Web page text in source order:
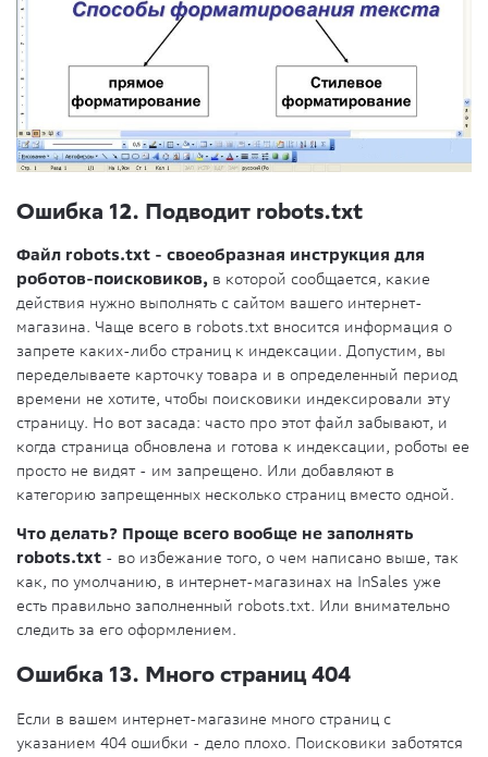
Ошибка 12. Подводит robots.txt
Файл robots.txt - своеобразная инструкция для
роботов-поисковиков, в которой сообщается, какие
действия нужно выполнять с сайтом вашего интернет-
магазина. Чаще всего в robots.txt вносится информация о
запрете каких-либо страниц к индексации. Допустим, вы
переделываете карточку товара и в определенный период
времени не хотите, чтобы поисковики индексировали эту
страницу. Но вот засада: часто про этот файл забывают, и
когда страница обновлена и готова к индексации, роботы ее
просто не видят - им запрещено. Или добавляют в
категорию запрещенных несколько страниц вместо одной.
Что делать? Проще всего вообще не заполнять
robots.txt - во избежание того, о чем написано выше, так
как, по умолчанию, в интернет-магазинах на InSales уже
есть правильно заполненный robots.txt. Или внимательно
следить за его оформлением.
Ошибка 13. Много страниц 404
Если в вашем интернет-магазине много страниц с
указанием 404 ошибки - дело плохо. Поисковики заботятся